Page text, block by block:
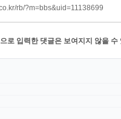
rb/?m=bbs&uid=11138699
로 입력한 댓글은 보여지지 않을 수